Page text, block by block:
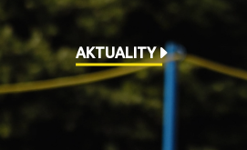
AKTUALITY